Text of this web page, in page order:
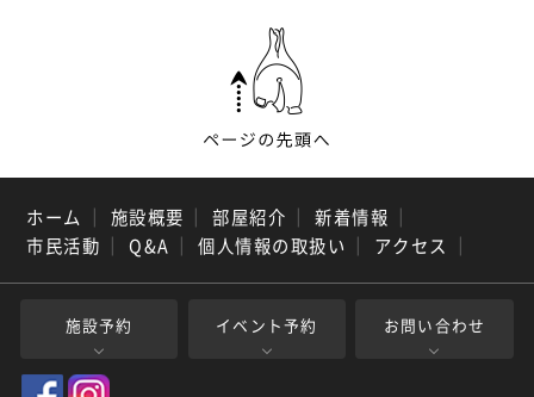
ホーム ｜ 施設概要 ｜ 部屋紹介 ｜ 新着情報 ｜
市民活動 ｜ Q&A ｜ 個人情報の取扱い ｜ アクセス ｜
施設予約 イベント予約 お問い合わせ